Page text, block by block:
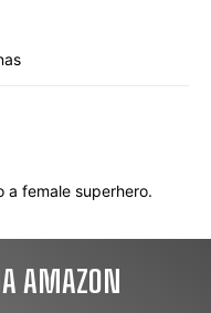
a female superhero.
AMAZON